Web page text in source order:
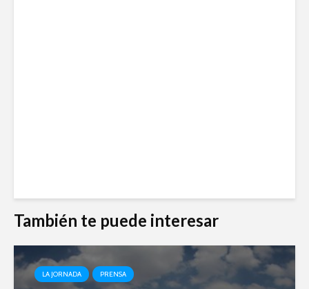
También te puede interesar
LA JORNADA PRENSA